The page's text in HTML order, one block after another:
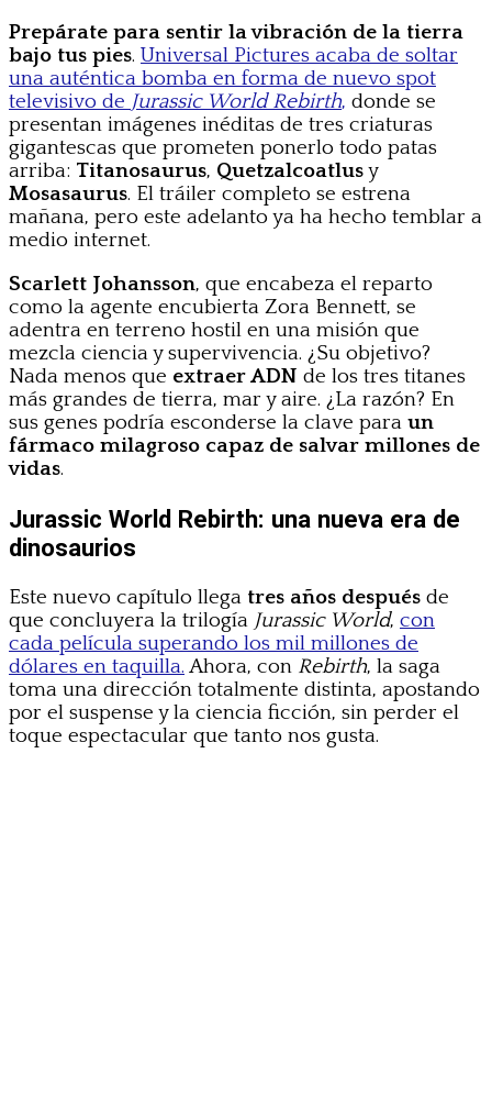
Prepárate para sentir la vibración de la tierra
bajo tus pies. Universal Pictures acaba de soltar
una auténtica bomba en forma de nuevo spot
televisivo de Jurassic World Rebirth, donde se
presentan imágenes inéditas de tres criaturas
gigantescas que prometen ponerlo todo patas
arriba: Titanosaurus, Quetzalcoatlusy
Mosasaurus. El tráiler completo se estrena
mañana, pero este adelanto ya ha hecho temblar a
medio internet.
Scarlett Johansson, que encabeza el reparto
como la agente encubierta Zora Bennett, se
adentra en terreno hostil en una misión que
mezcla ciencia y supervivencia. ¿Su objetivo?
Nada menos que extraer ADN de los tres titanes
más grandes de tierra, mar y aire. ¿La razón? En
sus genes podría esconderse la clave para un
fármaco milagroso capaz de salvar millones de
vidas.
Jurassic World Rebirth: una nueva era de
dinosaurios
Este nuevo capítulo llega tres años después de
que concluyera la trilogía Jurassic World, con
cada película superando los mil millones de
dólares en taquilla. Ahora, con Rebirth, la saga
toma una dirección totalmente distinta, apostando
por el suspense y la ciencia ficción, sin perder el
toque espectacular que tanto nos gusta.